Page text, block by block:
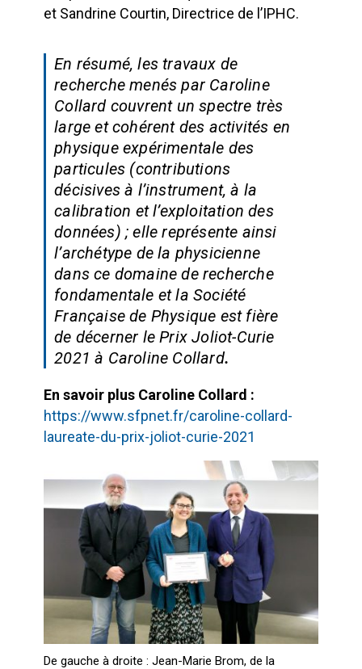
et Sandrine Courtin, Directrice de l’IPHC.
En résumé, les travaux de
recherche menés par Caroline
Collard couvrent un spectre très
large et cohérent des activités en
physique expérimentale des
particules (contributions
décisives à l’instrument, à la
calibration et l’exploitation des
données) ; elle représente ainsi
l’archétype de la physicienne
dans ce domaine de recherche
fondamentale et la Société
Française de Physique est fière
de décerner le Prix Joliot-Curie
2021 à Caroline Collard.
En savoir plus Caroline Collard :
https://www.sfpnet.fr/caroline-collard-
laureate-du-prix-joliot-curie-2021
De gauche à droite : Jean-Marie Brom, de la